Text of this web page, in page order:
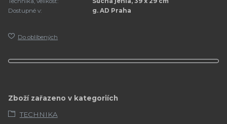
Dostupné v:
g. AD Praha
Do oblíbených
Zboží zařazeno v kategoriích
TECHNIKA